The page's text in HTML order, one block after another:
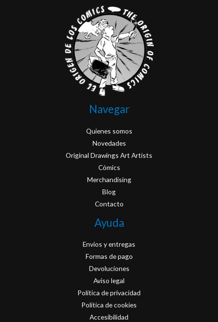
Navegar
Quienes somos
Novedades
Original Drawings Art Artists
Cómics
Merchandising
Blog
Contacto
Ayuda
Envios y entregas
Formas de pago
Devoluciones
Aviso legal
Política de privacidad
Política de cookies
Accesibilidad